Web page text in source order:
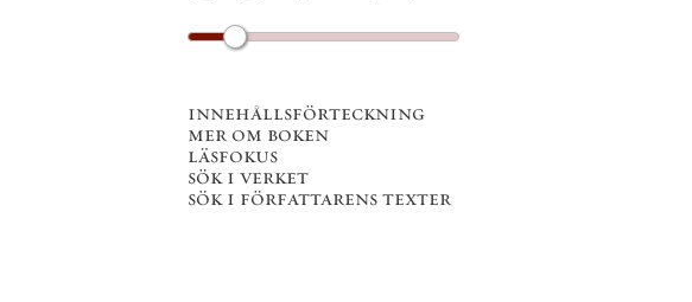
innehållsförteckning
mer om boken
läsfokus
sök i verket
sök i författarens texter